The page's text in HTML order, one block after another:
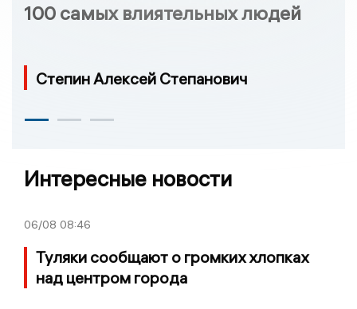
100 самых влиятельных людей
Степин Алексей Степанович
Интересные новости
06/08 08:46
Туляки сообщают о громких хлопках
над центром города